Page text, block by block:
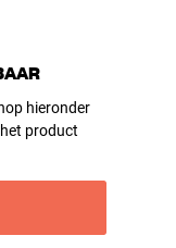
hieronder
product